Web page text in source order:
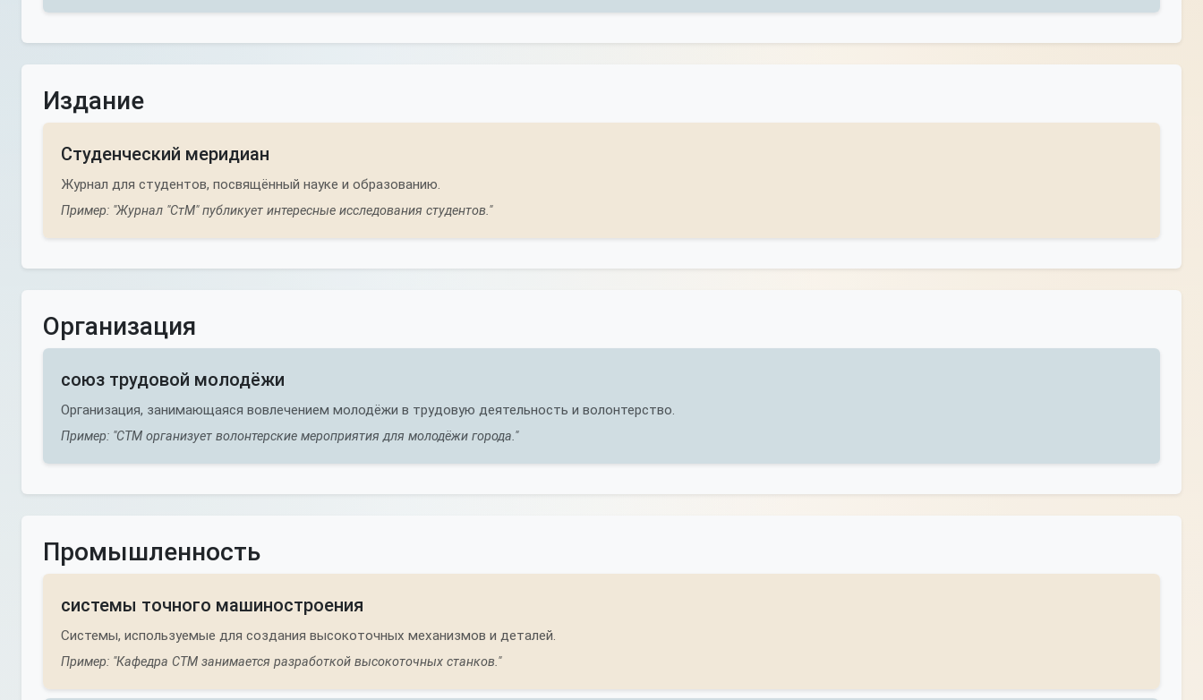
Издание
Студенческий меридиан
Журнал для студентов, посвящённый науке и образованию.
Пример: "Журнал "СтМ" публикует интересные исследования студентов."
Организация
союз трудовой молодёжи
Организация, занимающаяся вовлечением молодёжи в трудовую деятельность и волонтерство.
Пример: "СТМ организует волонтерские мероприятия для молодёжи города."
Промышленность
системы точного машиностроения
Системы, используемые для создания высокоточных механизмов и деталей.
Пример: "Кафедра СТМ занимается разработкой высокоточных станков."